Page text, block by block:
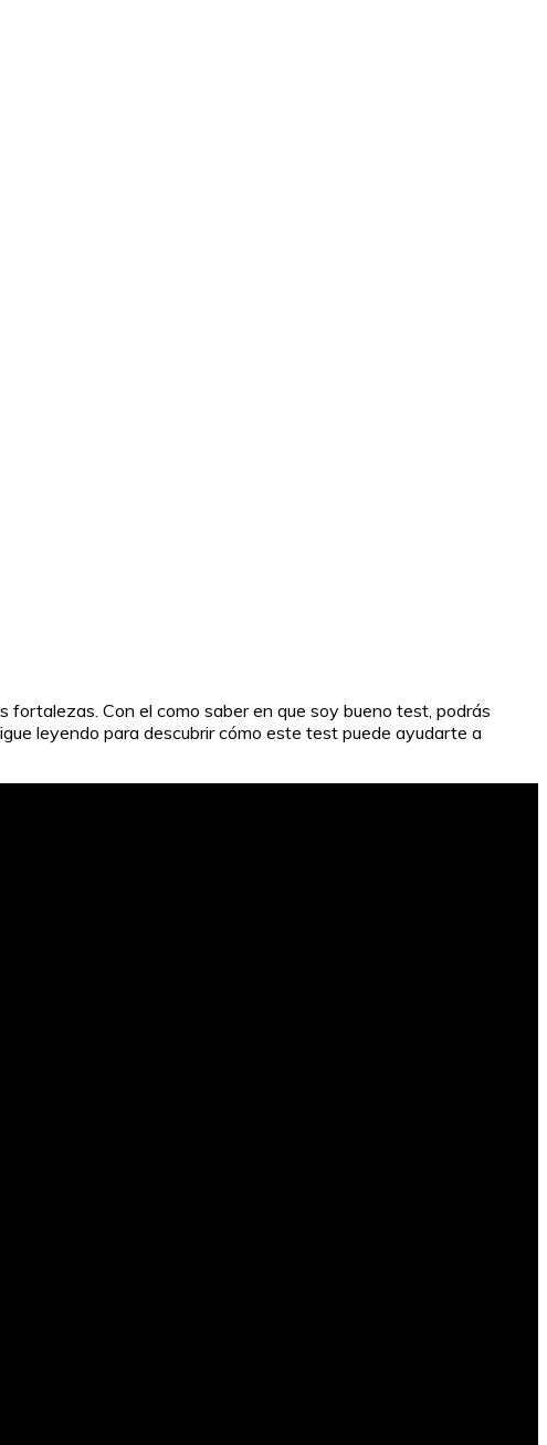
fortalezas. Con el como saber en que soy bueno test, podrás
leyendo para descubrir cómo este test puede ayudarte a